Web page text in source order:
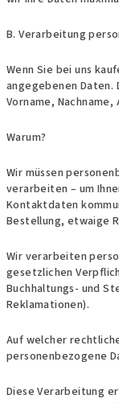
B. Verarbeitung
Wenn Sie bei uns
angegebenen Daten.
Vorname,
Warum?
Wir müssen
verarbeiten – um
Kontaktdaten
Bestellung, etwaige
Wir verarbeiten
gesetzlichen
Buchhaltungs- und
Reklamationen).
Auf welcher
personenbezogene
Diese Verarbeitung